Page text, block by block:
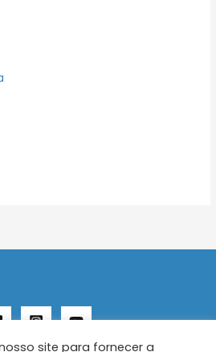
site para fornecer a